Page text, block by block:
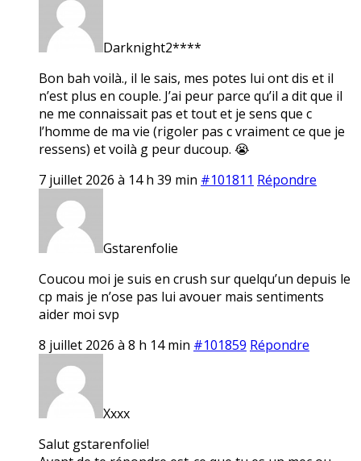
Darknight2****
Bon bah voilà., il le sais, mes potes lui ont dis et il
n’est plus en couple. J’ai peur parce qu’il a dit que il
ne me connaissait pas et tout et je sens que c
l’homme de ma vie (rigoler pas c vraiment ce que je
ressens) et voilà g peur ducoup. 😭
7 juillet 2026 à 14 h 39 min #101811 Répondre
Gstarenfolie
Coucou moi je suis en crush sur quelqu’un depuis le
cp mais je n’ose pas lui avouer mais sentiments
aider moi svp
8 juillet 2026 à 8 h 14 min #101859 Répondre
Xxxx
Salut gstarenfolie!